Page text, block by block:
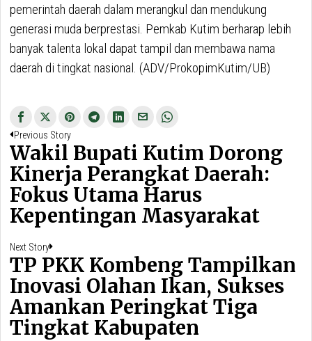
pemerintah daerah dalam merangkul dan mendukung
generasi muda berprestasi. Pemkab Kutim berharap lebih
banyak talenta lokal dapat tampil dan membawa nama
daerah di tingkat nasional. (ADV/ProkopimKutim/UB)
Navigasi
pos
Previous StoryPrevious
post:
Wakil Bupati Kutim Dorong
Kinerja Perangkat Daerah:
Fokus Utama Harus
Kepentingan Masyarakat
Next Story Next
post:
TP PKK Kombeng Tampilkan
Inovasi Olahan Ikan, Sukses
Amankan Peringkat Tiga
Tingkat Kabupaten